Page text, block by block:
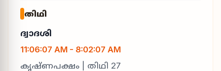
തിഥി
ദ്വാദശി
11:06:07 AM - 8:02:07 AM
കൃഷ്ണപക്ഷം | തിഥി 27